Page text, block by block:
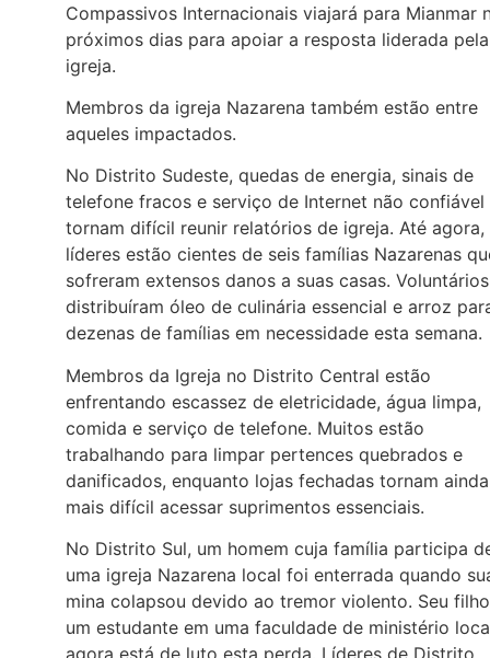
Compassivos Internacionais viajará para Mianmar
próximos dias para apoiar a resposta liderada pela
igreja.
Membros da igreja Nazarena também estão entre
aqueles impactados.
No Distrito Sudeste, quedas de energia, sinais de
telefone fracos e serviço de Internet não confiável
tornam difícil reunir relatórios de igreja. Até agora,
líderes estão cientes de seis famílias Nazarenas
sofreram extensos danos a suas casas. Voluntários
distribuíram óleo de culinária essencial e arroz
dezenas de famílias em necessidade esta semana.
Membros da Igreja no Distrito Central estão
enfrentando escassez de eletricidade, água limpa,
comida e serviço de telefone. Muitos estão
trabalhando para limpar pertences quebrados e
danificados, enquanto lojas fechadas tornam ainda
mais difícil acessar suprimentos essenciais.
No Distrito Sul, um homem cuja família participa
uma igreja Nazarena local foi enterrada quando
mina colapsou devido ao tremor violento. Seu
um estudante em uma faculdade de ministério